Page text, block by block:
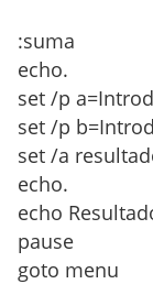
:suma
echo.
set /p
set /p
set /a
echo.
echo
pause
goto menu